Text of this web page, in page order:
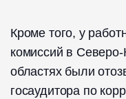
Кроме того, у
комиссий в Северо-
областях были
госаудитора по